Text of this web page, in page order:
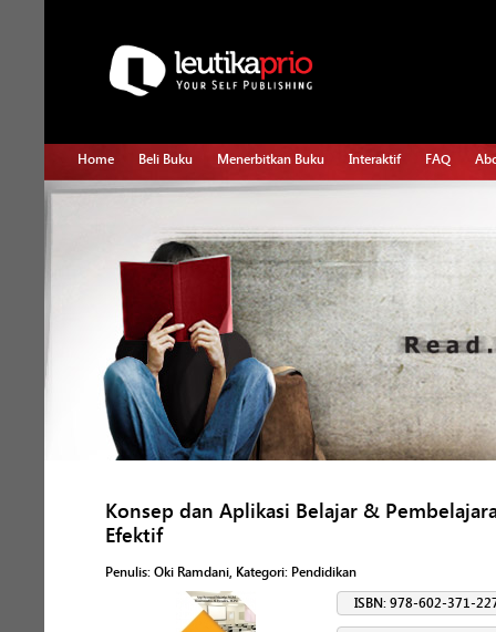
Home Beli Buku Menerbitkan Buku Interaktif FAQ
Konsep dan Aplikasi Belajar &
Efektif
Penulis: Oki Ramdani, Kategori: Pendidikan
ISBN: 978-602-371-